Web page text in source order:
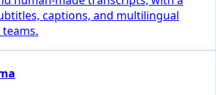
captions, and multilingual